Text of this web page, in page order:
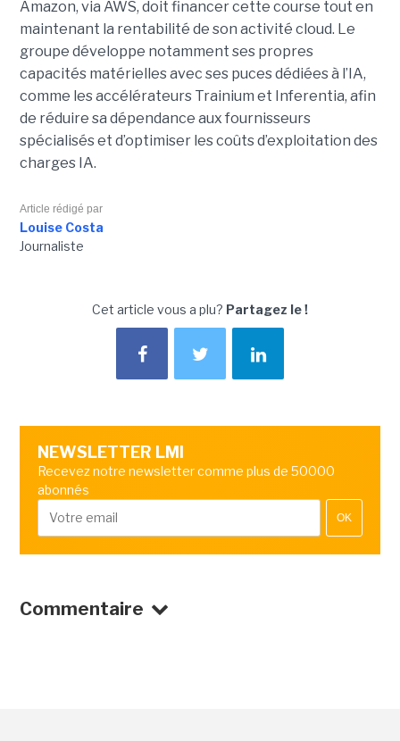
Amazon, via AWS, doit financer cette course tout en
maintenant la rentabilité de son activité cloud. Le
groupe développe notamment ses propres
capacités matérielles avec ses puces dédiées à l’IA,
comme les accélérateurs Trainium et Inferentia, afin
de réduire sa dépendance aux fournisseurs
spécialisés et d’optimiser les coûts d’exploitation des
charges IA.
Article rédigé par
Louise Costa
Journaliste
Cet article vous a plu? Partagez le !
NEWSLETTER LMI
Recevez notre newsletter comme plus de 50000
abonnés
OK
Commentaire